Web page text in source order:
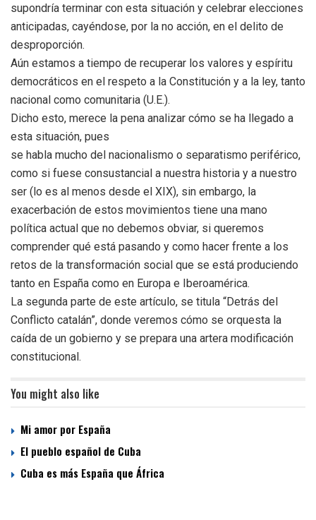
supondría terminar con esta situación y celebrar elecciones
anticipadas, cayéndose, por la no acción, en el delito de
desproporción.
Aún estamos a tiempo de recuperar los valores y espíritu
democráticos en el respeto a la Constitución y a la ley, tanto
nacional como comunitaria (U.E.).
Dicho esto, merece la pena analizar cómo se ha llegado a
esta situación, pues
se habla mucho del nacionalismo o separatismo periférico,
como si fuese consustancial a nuestra historia y a nuestro
ser (lo es al menos desde el XIX), sin embargo, la
exacerbación de estos movimientos tiene una mano
política actual que no debemos obviar, si queremos
comprender qué está pasando y como hacer frente a los
retos de la transformación social que se está produciendo
tanto en España como en Europa e Iberoamérica.
La segunda parte de este artículo, se titula “Detrás del
Conflicto catalán”, donde veremos cómo se orquesta la
caída de un gobierno y se prepara una artera modificación
constitucional.
You might also like
Mi amor por España
El pueblo español de Cuba
Cuba es más España que África